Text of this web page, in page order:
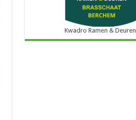
Kwadro Ramen & Deuren